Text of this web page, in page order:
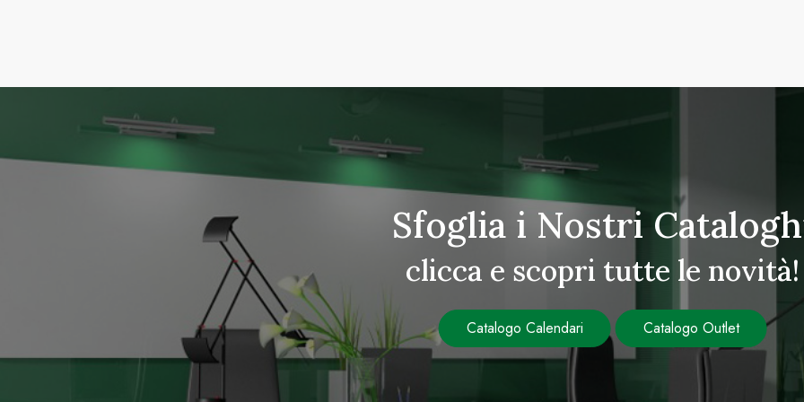
Sfoglia i Nostri
clicca e scopri tutte le novità!
Catalogo Calendari Catalogo Outlet